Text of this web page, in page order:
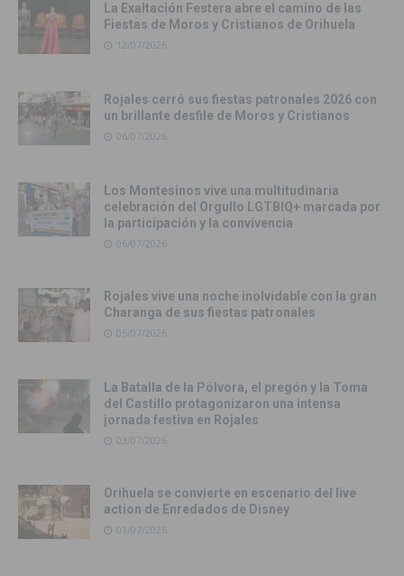
La Exaltación Festera abre el camino de las
Fiestas de Moros y Cristianos de Orihuela
12/07/2026
Rojales cerró sus fiestas patronales 2026 con
un brillante desfile de Moros y Cristianos
06/07/2026
Los Montesinos vive una multitudinaria
celebración del Orgullo LGTBIQ+ marcada por
la participación y la convivencia
06/07/2026
Rojales vive una noche inolvidable con la gran
Charanga de sus fiestas patronales
05/07/2026
La Batalla de la Pólvora, el pregón y la Toma
del Castillo protagonizaron una intensa
jornada festiva en Rojales
03/07/2026
Orihuela se convierte en escenario del live
action de Enredados de Disney
01/07/2026